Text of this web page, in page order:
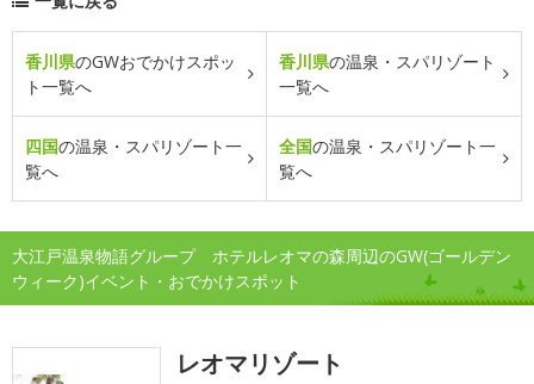
香川県のGWおでかけスポッ
ト一覧へ
香川県の温泉・スパリゾート
一覧へ
四国の温泉・スパリゾート一
覧へ
全国の温泉・スパリゾート一
覧へ
大江戸温泉物語グループ ホテルレオマの森周辺のGW(ゴールデン
ウィーク)イベント・おでかけスポット
レオマリゾート